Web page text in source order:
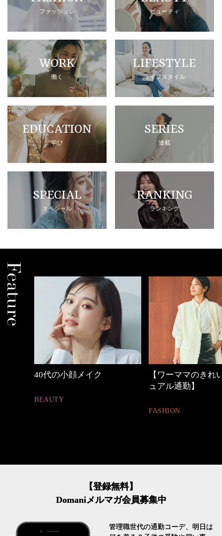
ファッション ビューティ
WORK
働く
LIFESTYLE
ライフスタイル
EDUCATION
学び
SERIES
連載
SPECIAL
スペシャル
RANKING
ランキング
40代の小顔メイク
BEAUTY
【ワーママのきれいめ
ュアル通勤】
FASHION
【登録無料】
Domaniメルマガ会員募集中
管理職世代の通勤コーデ、明日は